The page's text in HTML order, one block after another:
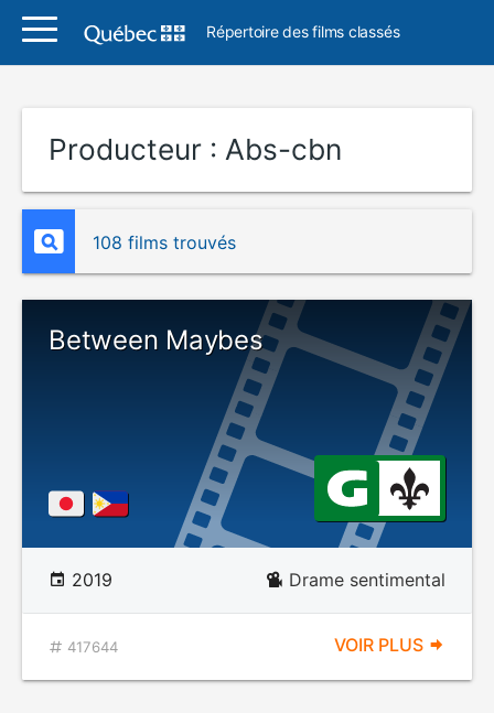
Répertoire des films classés
Producteur : Abs-cbn
108 films trouvés
Between Maybes
2019 Drame sentimental
417644 VOIR PLUS